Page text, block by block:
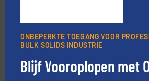
ONBEPERKTE TOEGANG VOOR
BULK SOLIDS INDUSTRIE
Blijf Vooroplopen met